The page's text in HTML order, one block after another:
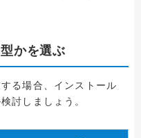
かを選ぶ
る場合、インストール
討しましょう。